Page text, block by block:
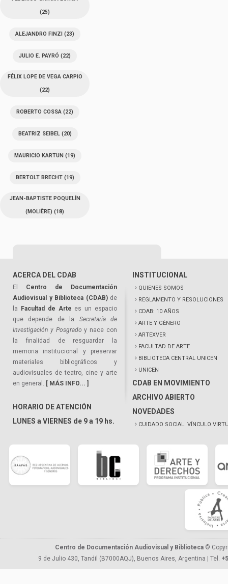
(25)
ALEJANDRO FINZI (23)
JULIO E. PAYRÓ (22)
FÉLIX LOPE DE VEGA CARPIO
(22)
ROBERTO COSSA (22)
BEATRIZ SEIBEL(20)
MAURICIO KARTUN (19)
BERTOLT BRECHT(19)
JEAN-BAPTISTE POQUELÍN
(MOLIÈRE) (18)
ACERCA DEL CDAB
El Centro de Documentación
Audiovisual y Biblioteca (CDAB)de
la
Facultad de Arte es un espacio
que depende de la Secretaría de
Investigación y Posgrado y nace con
la finalidad de resguardar la
memoria institucional y preservar
materiales bibliográficos y
audiovisuales de teatro, cine y arte
en general. [ MÁS INFO... ]
HORARIO DE ATENCIÓN
LUNES a VIERNES de 9 a 19 hs.
INSTITUCIONAL
QUIENES SOMOS
REGLAMENTO Y RESOLUCIONES
CDAB: 10 AÑOS
ARTE Y GÉNERO
ARTEXVER
FACULTAD DE ARTE
BIBLIOTECA CENTRAL UNICEN
UNICEN
CDAB EN MOVIMIENTO
ARCHIVO ABIERTO
NOVEDADES
CUIDADO SOCIAL. VÍNCULO
Centro de Documentación Audiovisual y Biblioteca ©
9 de Julio 430, Tandil (B7000AQJ), Buenos Aires, Argentina | Tel.